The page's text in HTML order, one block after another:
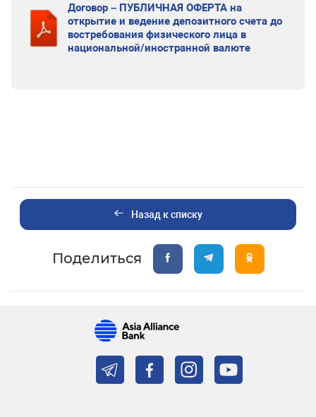
Договор – ПУБЛИЧНАЯ ОФЕРТА на
открытие и ведение депозитного счета до
востребования физического лица в
национальной/иностранной валюте
Назад к списку
Поделиться